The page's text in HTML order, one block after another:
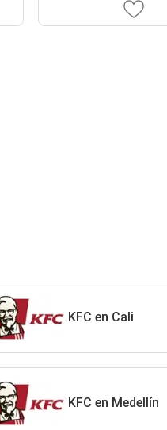
KFC en Cali
KFC en Medellín